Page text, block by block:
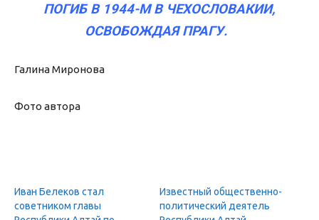
ПОГИБ В 1944-М В ЧЕХОСЛОВАКИИ,
ОСВОБОЖДАЯ ПРАГУ.
Галина Миронова
Фото автора
Иван Белеков стал
советником главы
Известный общественно-
политический деятель